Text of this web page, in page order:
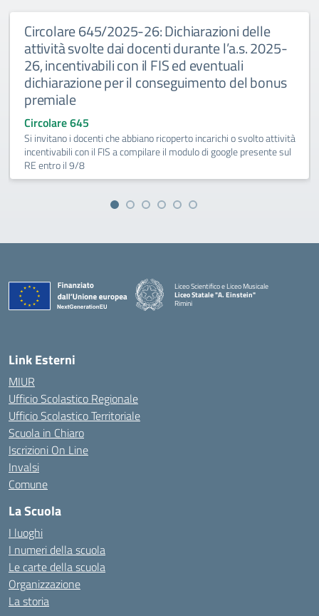
Circolare 645/2025-26: Dichiarazioni delle
attività svolte dai docenti durante l’a.s. 2025-
26, incentivabili con il FIS ed eventuali
dichiarazione per il conseguimento del bonus
premiale
Circolare 645
Si invitano i docenti che abbiano ricoperto incarichi o svolto attività
incentivabili con il FIS a compilare il modulo di google presente sul
RE entro il 9/8
Liceo Scientifico e Liceo Musicale
Liceo Statale "A. Einstein"
Rimini
Link Esterni
MIUR
Ufficio Scolastico Regionale
Ufficio Scolastico Territoriale
Scuola in Chiaro
Iscrizioni On Line
Invalsi
Comune
La Scuola
I luoghi
I numeri della scuola
Le carte della scuola
Organizzazione
La storia